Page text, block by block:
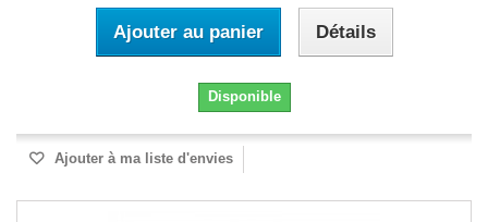
Ajouter au panier Détails
Disponible
Ajouter à ma liste d'envies